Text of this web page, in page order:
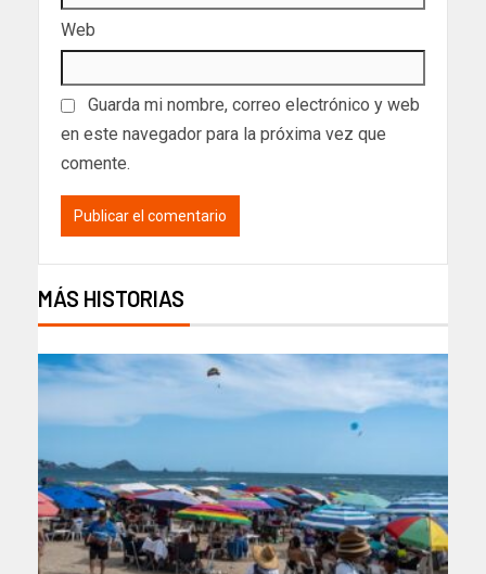
Web
Guarda mi nombre, correo electrónico y web
en este navegador para la próxima vez que
comente.
MÁS HISTORIAS